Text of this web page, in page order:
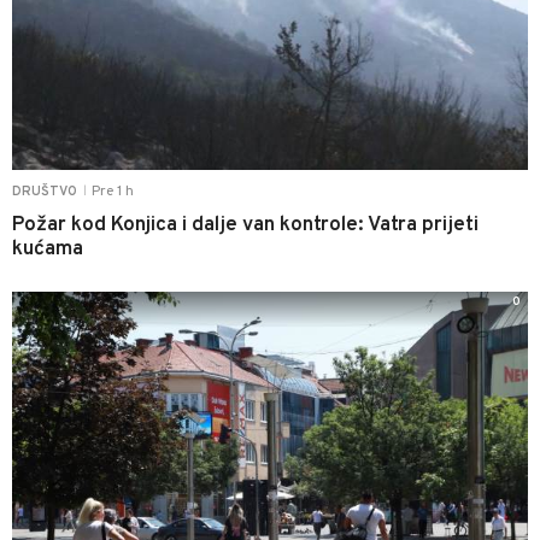
DRUŠTVO Pre 1 h
Požar kod Konjica i dalje van kontrole: Vatra prijeti
kućama
0